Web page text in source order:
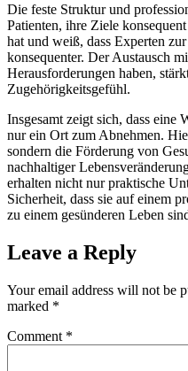
Die feste Struktur und
Patienten, ihre Ziele
hat und weiß, dass Experten
konsequenter. Der Austausch
Herausforderungen haben,
Zugehörigkeitsgefühl.
Insgesamt zeigt sich, dass
nur ein Ort zum Abnehmen.
sondern die Förderung von
nachhaltiger
erhalten nicht nur praktische
Sicherheit, dass sie auf einem
zu einem gesünderen Leben
Leave a Reply
Your email address will not be
marked *
Comment *